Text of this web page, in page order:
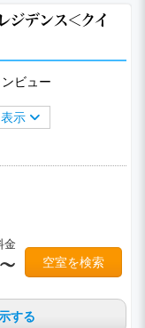
ジデンス＜クイ
ビュー
示
金
空室を検索
する